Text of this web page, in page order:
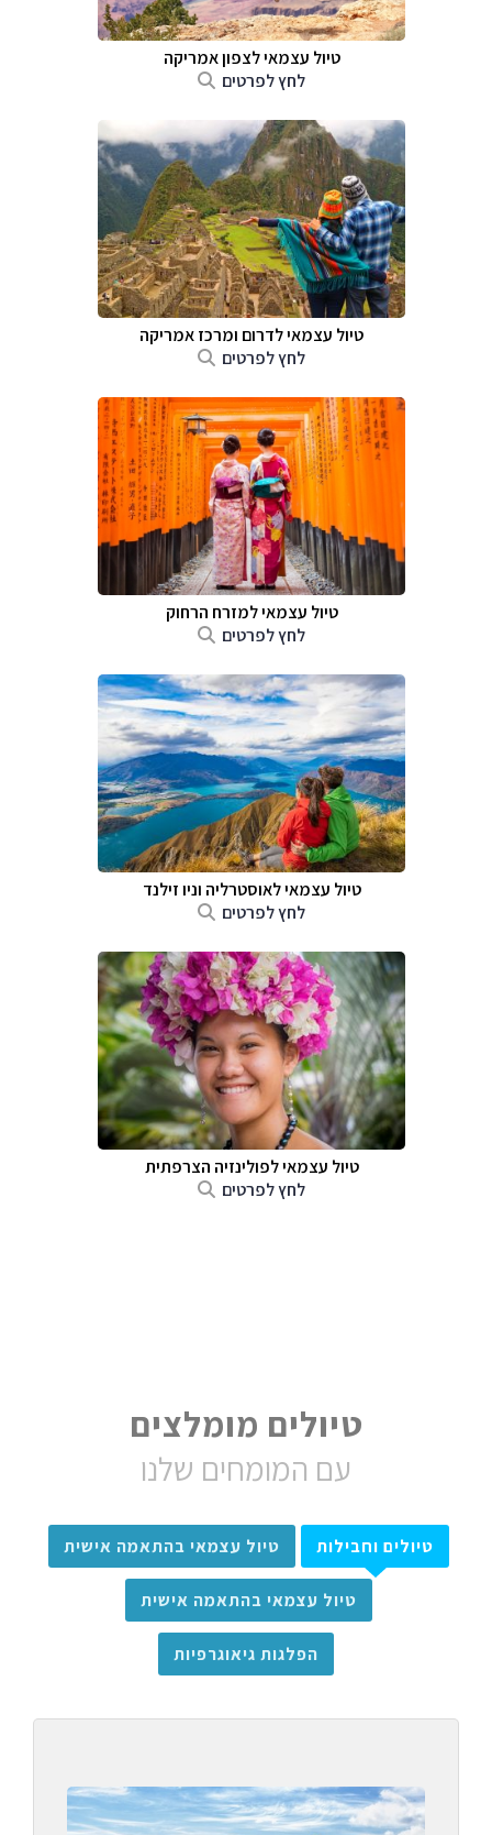
טיול עצמאי לצפון אמריקה
לחץ לפרטים
טיול עצמאי לדרום ומרכז אמריקה
לחץ לפרטים
טיול עצמאי למזרח הרחוק
לחץ לפרטים
טיול עצמאי לאוסטרליה וניו זילנד
לחץ לפרטים
טיול עצמאי לפולינזיה הצרפתית
לחץ לפרטים
טיולים מומלצים
עם המומחים שלנו
טיולים וחבילות טיול עצמאי בהתאמה אישית
טיול עצמאי בהתאמה אישית
הפלגות גיאוגרפיות